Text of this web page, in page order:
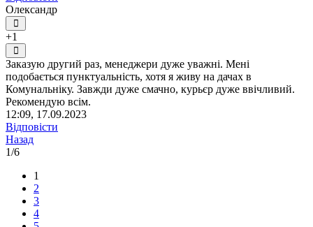
Олександр
+1
Заказую другий раз, менеджери дуже уважні. Мені
подобається пунктуальність, хотя я живу на дачах в
Комунальніку. Завжди дуже смачно, курьєр дуже ввічливий.
Рекомендую всім.
12:09, 17.09.2023
Відповісти
Назад
1/6
1
2
3
4